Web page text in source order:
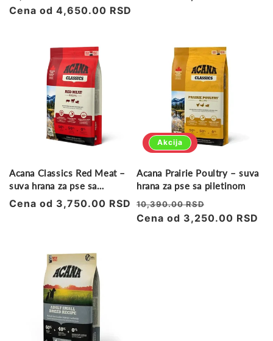
cena
cena
Cena od 4,650.00 RSD
Acana Classics Red Meat –
suva hrana za pse sa
jagnjetinom i govedinom
Regularna
Cena od 3,750.00 RSD
Akcija
Acana Prairie Poultry – suva
hrana za pse sa piletinom
Regularna
cena
10,390.00 RSD
cena
Cena od 3,250.00 RSD